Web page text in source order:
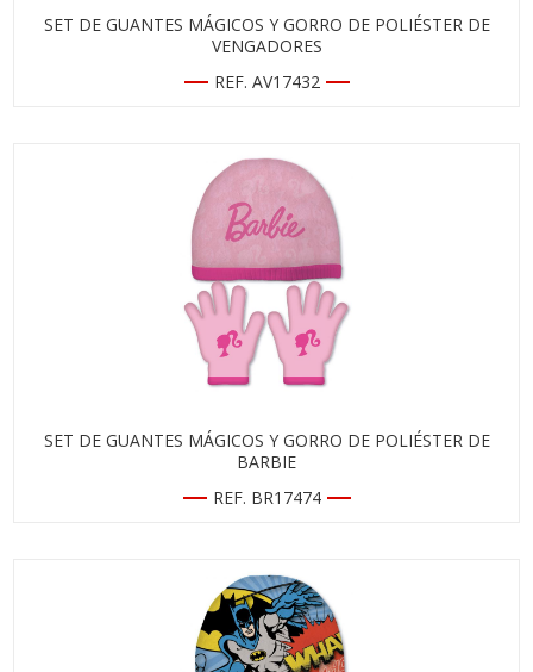
SET DE GUANTES MÁGICOS Y GORRO DE POLIÉSTER DE
VENGADORES
REF. AV17432
SET DE GUANTES MÁGICOS Y GORRO DE POLIÉSTER DE
BARBIE
REF. BR17474